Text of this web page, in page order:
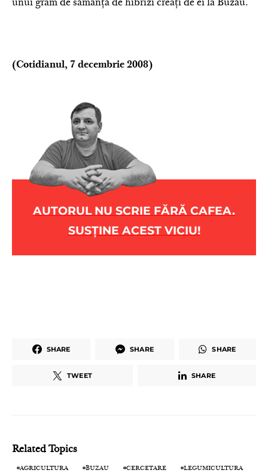
unui gram de sămânţă de hibrizi creaţi de ei la Buzău.
(Cotidianul, 7 decembrie 2008)
AUTORUL NU SCRIE FĂRĂ CAFEA.
SUSȚINE ACEST VICIU!
SHARE SHARE SHARE
TWEET SHARE
Related Topics
AGRICULTURA BUZAU CERCETARE LEGUMICULTURA